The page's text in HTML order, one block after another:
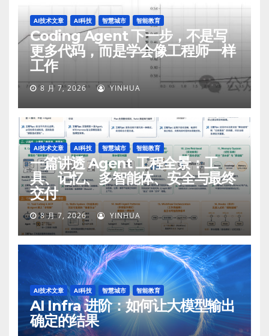
AI技术文章 AI科技 智慧城市 智能教育
Coding Agent 下一步，不是写
更多代码，而是学会像工程师一样
工作
8 月 7, 2026 YINHUA
AI技术文章 AI科技 智慧城市 智能教育
一篇讲透 Agent 工程全景：工
具、记忆、多智能体、安全与最终
交付
8 月 7, 2026 YINHUA
AI技术文章 AI科技 智慧城市 智能教育
AI Infra 进阶：如何让大模型输出
确定的结果